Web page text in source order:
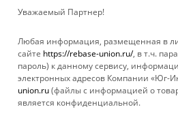
Показать
Уважаемый Партнер!
Любая информация, размещенная в
сайте https://rebase-union.ru/, в т.ч.
пароль) к данному сервису,
электронных адресов Компании «Юг-
union.ru(файлы с информацией о
является конфиденциальной.